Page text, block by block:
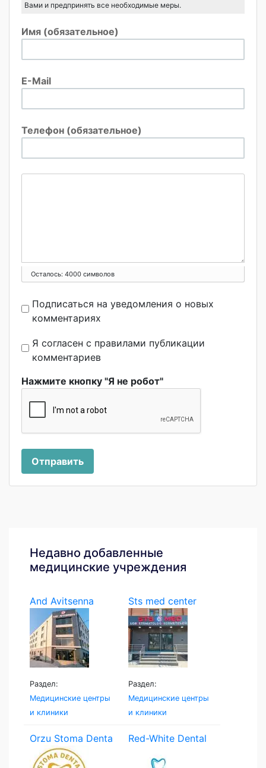
Вами и предпринять все необходимые меры.
Имя (обязательное)
E-Mail
Телефон (обязательное)
Осталось: 4000 символов
Подписаться на уведомления о новых
комментариях
Я согласен с правилами публикации
комментариев
Нажмите кнопку "Я не робот"
Отправить
Недавно добавленные
медицинские учреждения
And Avitsenna
Раздел:
Медицинские центры
и клиники
Sts med center
Раздел:
Медицинские центры
и клиники
Orzu Stoma Denta
Red-White Dental